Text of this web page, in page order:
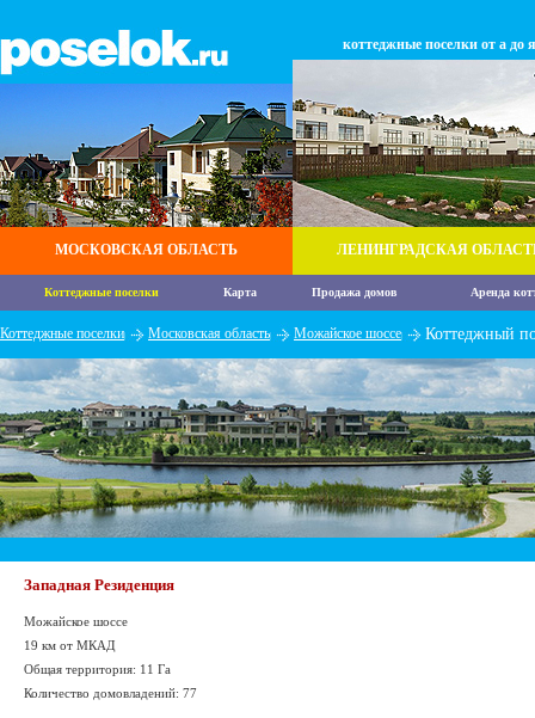
МОСКОВСКАЯ ОБЛАСТЬ
коттеджные поселки от а до я
ЛЕНИНГРАДСКАЯ
Коттеджные поселки Карта Продажа домов Аренда
Коттеджные поселки Московская область Можайское шоссе Коттеджный
Западная Резиденция
Можайское шоссе
19 км от МКАД
Общая территория: 11 Га
Количество домовладений: 77